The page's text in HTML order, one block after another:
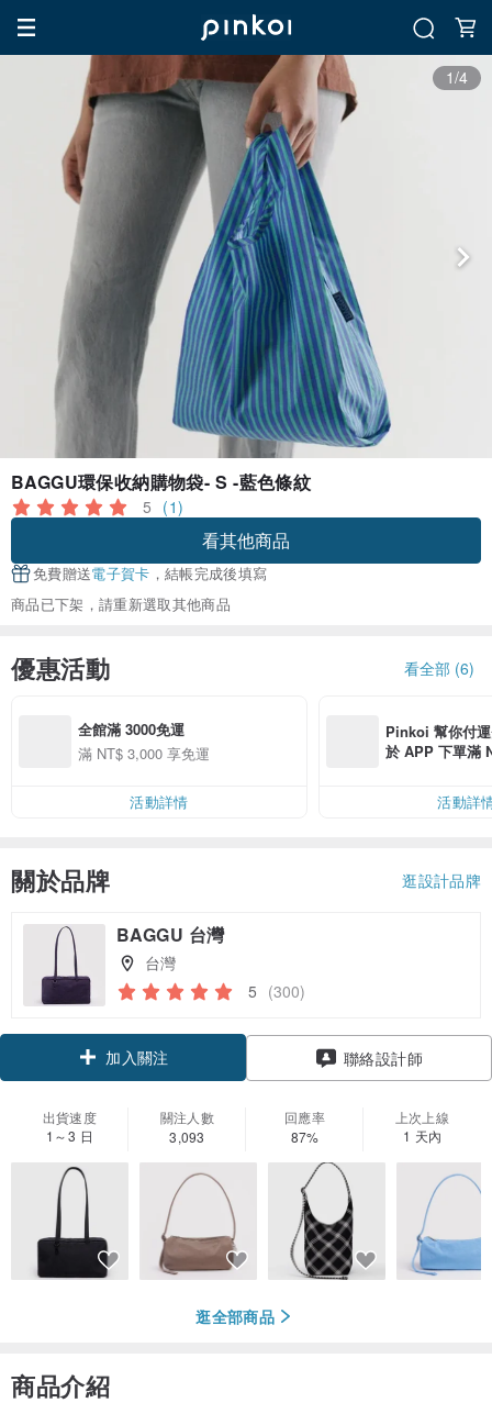
1/4
BAGGU環保收納購物袋- S -藍色條紋
5 (1)
看其他商品
免費贈送電子賀卡 ，結帳完成後填寫
商品已下架，請重新選取其他商品
優惠活動 看全部 (6)
全館滿 3000免運
滿 NT$ 3,000 享免運
活動詳情
Pinkoi 幫你付
於 APP 下單滿
活動詳
關於品牌 逛設計品牌
BAGGU 台灣
台灣
5 (300)
加入關注 聯絡設計師
出貨速度
1～3 日
關注人數
3,093
回應率
87%
上次上線
1 天內
逛全部商品
商品介紹